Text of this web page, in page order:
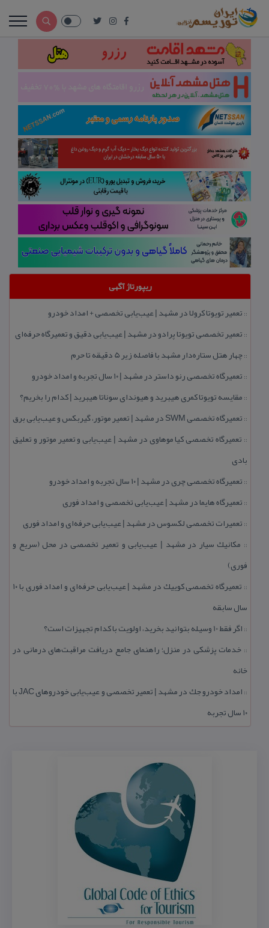
ریپورتاژ آگهی
:: تعمیر تویوتا كرولا در مشهد | عیب‌یابی تخصصی + امداد خودرو
:: تعمیر تخصصی تویوتا پرادو در مشهد | عیب‌یابی دقیق و تعمیرگاه حرفه‌ای
::چهار هتل‌ ستاره‌دار مشهد با فاصله زیر 5 دقیقه تا حرم
:: تعمیرگاه تخصصی رنو داستر در مشهد | ۱۰ سال تجربه و امداد خودرو
:: مقایسه تویوتا كمری هیبرید و هیوندای سوناتا هیبرید | كدام را بخریم؟
:: تعمیرگاه تخصصی SWM در مشهد | تعمیر موتور، گیربكس و عیب‌یابی برق
:: تعمیرگاه تخصصی كیا موهاوی در مشهد | عیب‌یابی و تعمیر موتور و تعلیق
بادی
:: تعمیرگاه تخصصی چری در مشهد | ۱۰ سال تجربه و امداد خودرو
:: تعمیرگاه هایما در مشهد | عیب‌یابی تخصصی و امداد فوری
:: تعمیرات تخصصی لكسوس در مشهد | عیب‌یابی حرفه‌ای و امداد فوری
:: مكانیك سیار در مشهد | عیب‌یابی و تعمیر تخصصی در محل (سریع و
فوری)
::
تعمیرگاه تخصصی كوییك در مشهد | عیب‌یابی حرفه‌ای و امداد فوری با ۱۰
سال سابقه
:: اگر فقط 10 وسیله بتوانید بخرید، اولویت با كدام تجهیزات است؟
:: خدمات پزشكی در منزل؛ راهنمای جامع دریافت مراقبت‌های درمانی در
خانه
::
امداد خودرو جك در مشهد | تعمیر تخصصی و عیب‌یابی خودروهای JAC با
۱۰ سال تجربه